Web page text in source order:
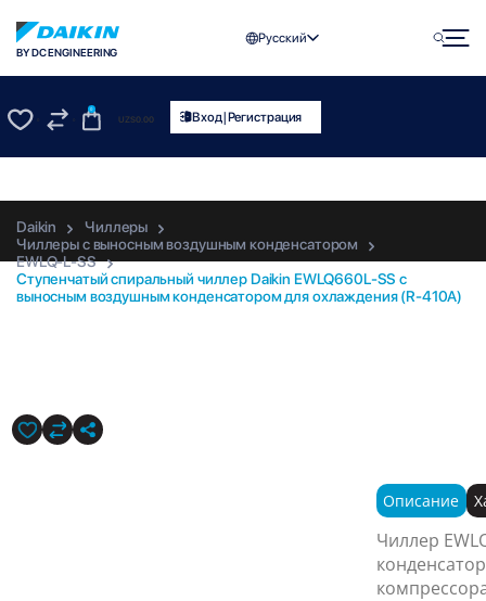
BY DC ENGINEERING
Русский
0
UZS0.00 Вход|Регистрация
Daikin
Чиллеры
Чиллеры с выносным воздушным конденсатором
EWLQ-L-SS
Ступенчатый спиральный чиллер Daikin EWLQ660L-SS с
выносным воздушным конденсатором для охлаждения (R-410A)
Описание
Чиллер